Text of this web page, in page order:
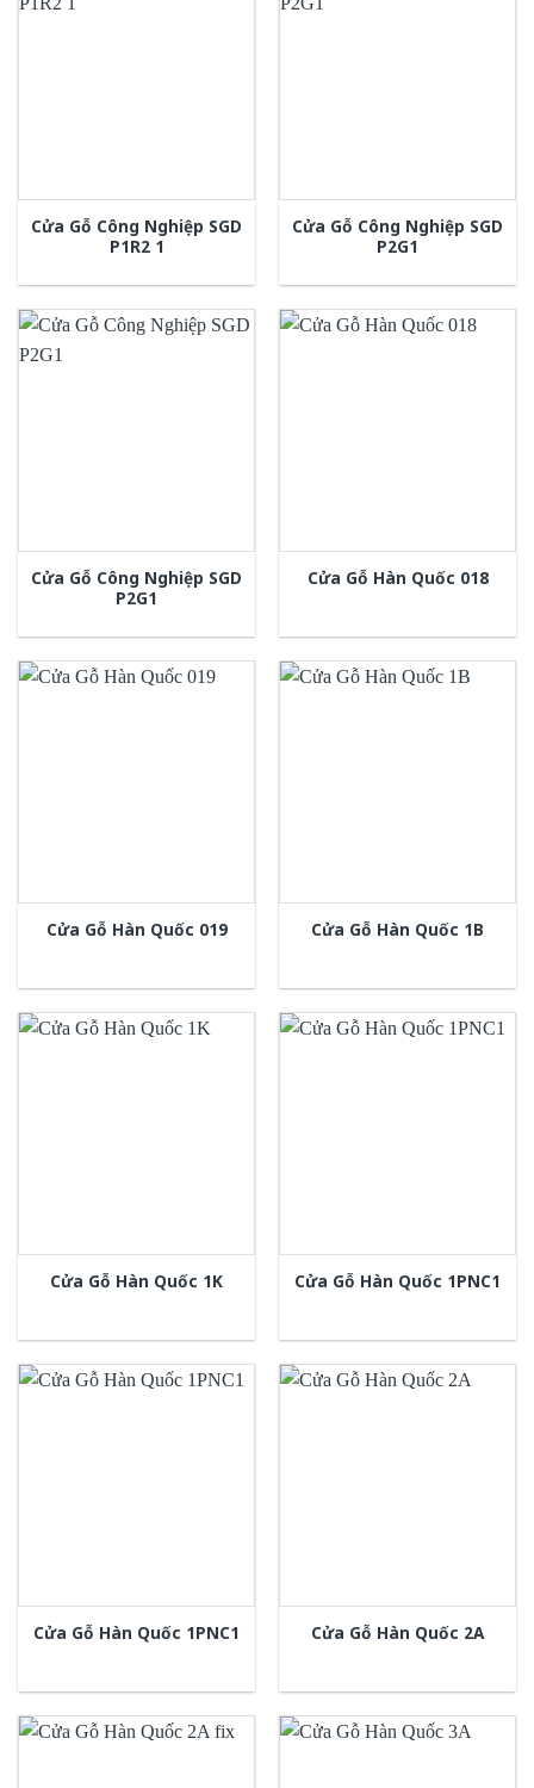
Cửa Gỗ Công Nghiệp SGD
P1R2 1
Cửa Gỗ Công Nghiệp SGD
P2G1
Cửa Gỗ Công Nghiệp SGD
P2G1
Cửa Gỗ Hàn Quốc 018
Cửa Gỗ Hàn Quốc 019 Cửa Gỗ Hàn Quốc 1B
Cửa Gỗ Hàn Quốc 1K Cửa Gỗ Hàn Quốc 1PNC1
Cửa Gỗ Hàn Quốc 1PNC1 Cửa Gỗ Hàn Quốc 2A